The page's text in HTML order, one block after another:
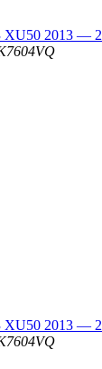
XU50 2013 —
XU50 2013 —